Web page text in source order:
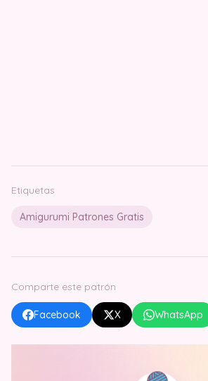
Etiquetas
Amigurumi Patrones Gratis
Comparte este patrón
Facebook X WhatsApp